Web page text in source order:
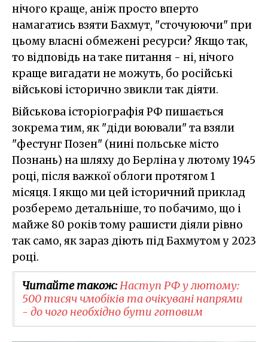
нічого краще, аніж просто вперто
намагатись взяти Бахмут, "сточуюючи" при
цьому власні обмежені ресурси? Якщо так,
то відповідь на таке питання - ні, нічого
краще вигадати не можуть, бо російські
військові історично звикли так діяти.
Військова історіографія РФ пишається
зокрема тим, як "діди воювали" та взяли
"фестунг Позен" (нині польське місто
Познань) на шляху до Берліна у лютому 1945
році, після важкої облоги протягом 1
місяця. І якщо ми цей історичний приклад
розберемо детальніше, то побачимо, що і
майже 80 років тому рашисти діяли рівно
так само, як зараз діють під Бахмутом у 2023
році.
Читайте також:Наступ РФ у лютому:
500 тисяч чмобіків та очікувані напрями
- до чого необхідно бути готовим